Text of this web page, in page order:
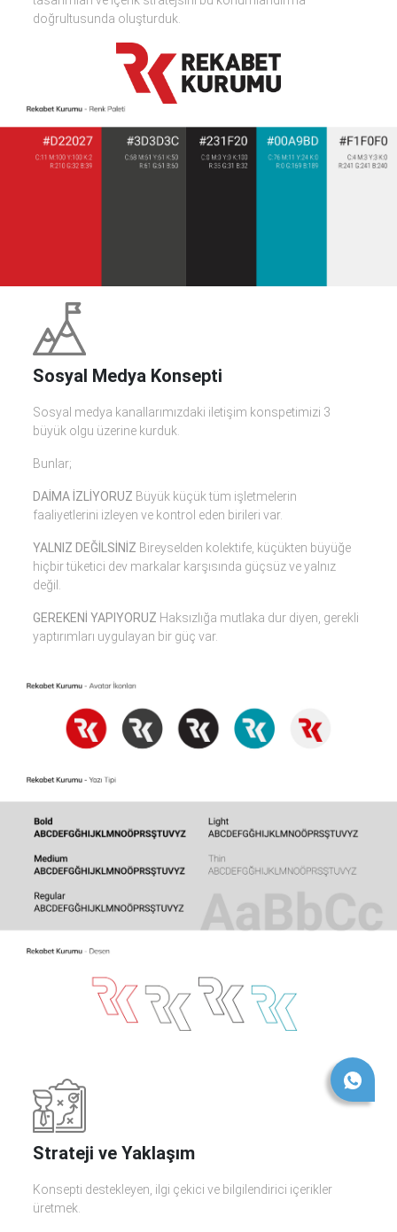
doğrultusunda oluşturduk.
Sosyal Medya Konsepti
Sosyal medya kanallarımızdaki iletişim konspetimizi 3
büyük olgu üzerine kurduk.
Bunlar;
DAİMA İZLİYORUZ Büyük küçük tüm işletmelerin
faaliyetlerini izleyen ve kontrol eden birileri var.
YALNIZ DEĞİLSİNİZ Bireyselden kolektife, küçükten büyüğe
hiçbir tüketici dev markalar karşısında güçsüz ve yalnız
değil.
GEREKENİ YAPIYORUZ Haksızlığa mutlaka dur diyen, gerekli
yaptırımları uygulayan bir güç var.
Strateji ve Yaklaşım
Konsepti destekleyen, ilgi çekici ve bilgilendirici içerikler
üretmek.